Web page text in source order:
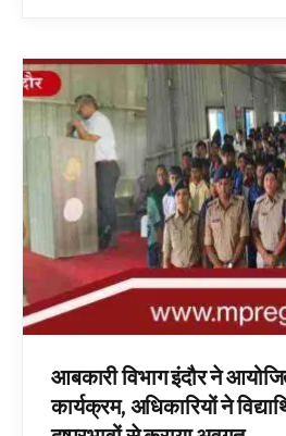
आबकारी विभाग इंदौर ने
कार्यक्रम, अधिकारियों ने